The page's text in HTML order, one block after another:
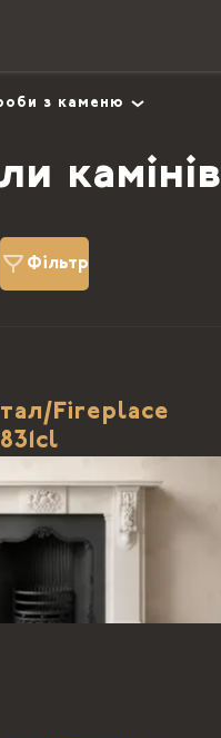
з каменю
камінів
Фільтр
Fireplace